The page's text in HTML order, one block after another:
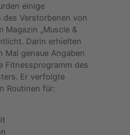
einige
Verstorbenen von
Magazin „Muscle &
Darin erhielten
Mal genaue Angaben
Fitnessprogramm des
Er verfolgte
Routinen für: